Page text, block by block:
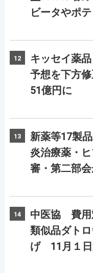
ビータやポテ
12
キッセイ薬
予想を下方
51億円に
13
新薬等17製
炎治療薬・
審・第二部
14
中医協 費用
類似品ダト
げ 11月１日